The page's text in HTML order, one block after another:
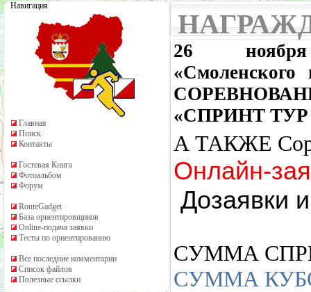
Навигация
Главная
Поиск
Контакты
Гостевая Книга
Фотоальбом
Форум
RouteGadget
База ориентировщиков
Online-подача заявки
Тесты по ориентированию
Все последние комментарии
Список файлов
Полезные ссылки
26
«Смоленского
«СПРИНТ ТУР
А ТАКЖЕ
Онлайн-
Дозаявки
СУММА
СУММА